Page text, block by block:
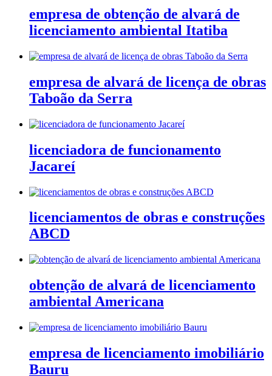
empresa de obtenção de alvará de
licenciamento ambiental Itatiba
empresa de alvará de licença de obras
Taboão da Serra
licenciadora de funcionamento
Jacareí
licenciamentos de obras e construções
ABCD
obtenção de alvará de licenciamento
ambiental Americana
empresa de licenciamento imobiliário
Bauru